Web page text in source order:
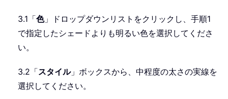
3.1「色」ドロップダウンリストをクリックし、手順1
で指定したシェードよりも明るい色を選択してくださ
い。
3.2「スタイル」ボックスから、中程度の太さの実線を
選択してください。